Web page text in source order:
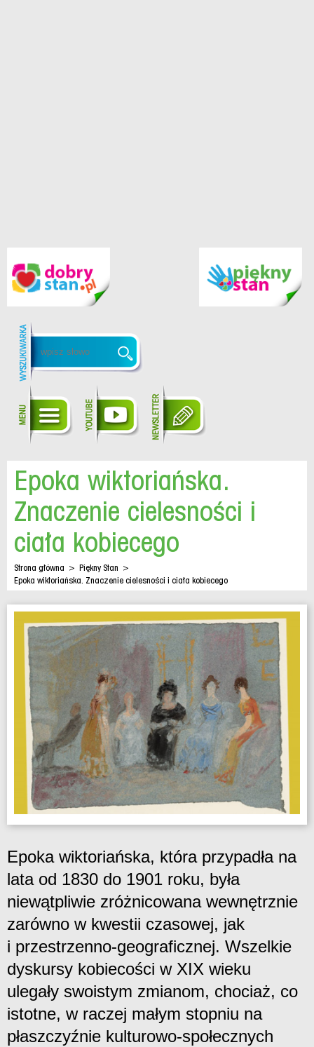
Epoka wiktoriańska.
Znaczenie cielesności i
ciała kobiecego
Strona główna > Piękny Stan >
Epoka wiktoriańska. Znaczenie cielesności i ciała kobiecego
Epoka wiktoriańska, która przypadła na
lata od 1830 do 1901 roku, była
niewątpliwie zróżnicowana wewnętrznie
zarówno w kwestii czasowej, jak
i przestrzenno-geograficznej. Wszelkie
dyskursy kobiecości w XIX wieku
ulegały swoistym zmianom, chociaż, co
istotne, w raczej małym stopniu na
płaszczyźnie kulturowo-społecznych